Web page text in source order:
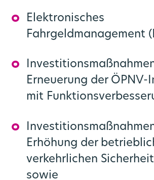
Elektronisches
Fahrgeldmanagement
Erneuerung der
mit
Erhöhung der
verkehrlichen
sowie